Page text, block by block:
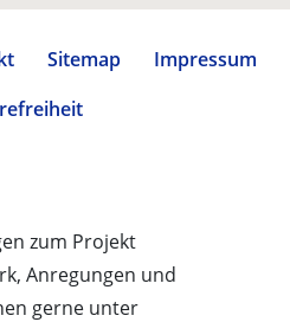
Sitemap Impressum
zum Projekt
Anregungen und
gerne unter